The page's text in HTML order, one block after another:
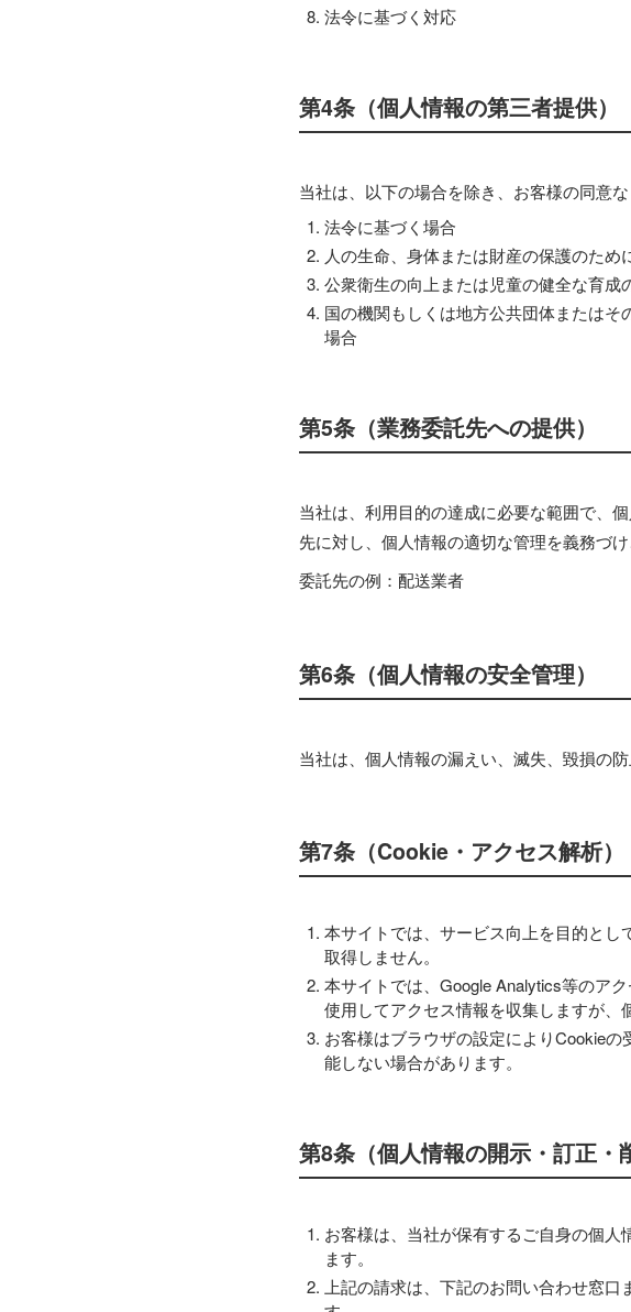
法令に基づく対応
第4条（個人情報の第三者提供）
当社は、以下の場合を除き、お客様の同意
法令に基づく場合
人の生命、身体または財産の保護のた
公衆衛生の向上または児童の健全な育成
国の機関もしくは地方公共団体または
場合
第5条（業務委託先への提供）
当社は、利用目的の達成に必要な範囲で、
先に対し、個人情報の適切な管理を義務づけ
委託先の例：配送業者
第6条（個人情報の安全管理）
当社は、個人情報の漏えい、滅失、毀損の
第7条（Cookie・アクセス解析）
本サイトでは、サービス向上を目的と
取得しません。
本サイトでは、Google Analytics等のア
使用してアクセス情報を収集しますが、
お客様はブラウザの設定によりCookie
能しない場合があります。
第8条（個人情報の開示・訂正・
お客様は、当社が保有するご自身の個
ます。
上記の請求は、下記のお問い合わせ窓